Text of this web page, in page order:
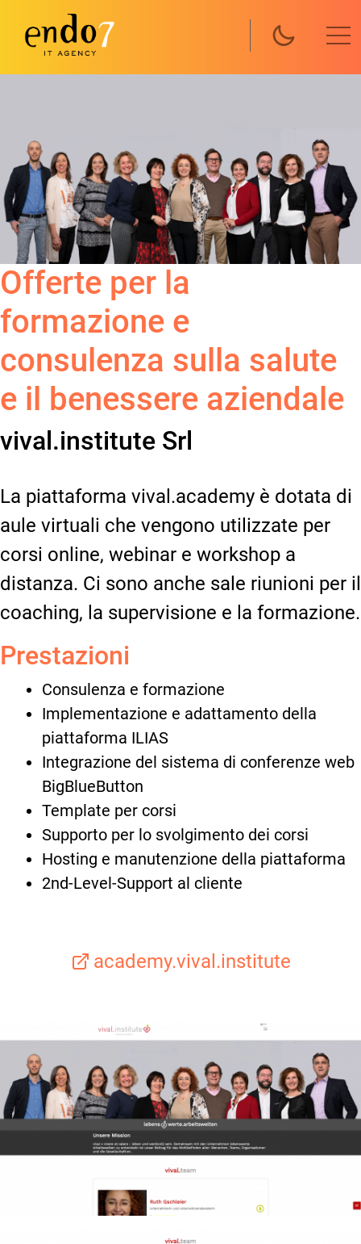
Offerte per la
formazione e
consulenza sulla salute
e il benessere aziendale
vival.institute Srl
La piattaforma vival.academy è dotata di
aule virtuali che vengono utilizzate per
corsi online, webinar e workshop a
distanza. Ci sono anche sale riunioni per il
coaching, la supervisione e la formazione.
Prestazioni
Consulenza e formazione
Implementazione e adattamento della
piattaforma ILIAS
Integrazione del sistema di conferenze web
BigBlueButton
Template per corsi
Supporto per lo svolgimento dei corsi
Hosting e manutenzione della piattaforma
2nd-Level-Support al cliente
academy.vival.institute